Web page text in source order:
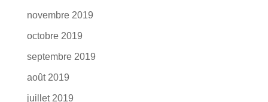
novembre 2019
octobre 2019
septembre 2019
août 2019
juillet 2019